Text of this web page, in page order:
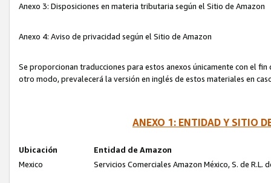
Anexo 3: Disposiciones en materia tributaria según el Sitio de Amazon
Anexo 4: Aviso de privacidad según el Sitio de Amazon
Se proporcionan traducciones para estos anexos únicamente con el
otro modo, prevalecerá la versión en inglés de estos materiales en
ANEXO 1: ENTIDAD Y SITIO
Ubicación
Entidad de Amazon
Mexico
Servicios Comerciales Amazon México, S. de R.L.